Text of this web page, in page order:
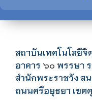
สถาบันเทคโนโลยีจิ
อาคาร ๖๐ พรรษา
สำนักพระราชวัง ส
ถนนศรีอยุธยา เขต